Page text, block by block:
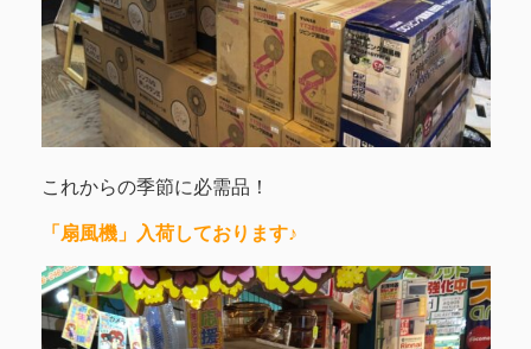
これからの季節に必需品！
「扇風機」入荷しております♪